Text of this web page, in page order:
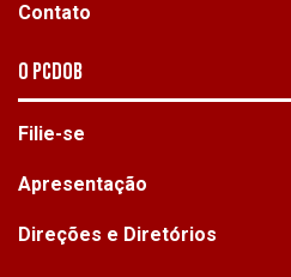
Contato
O PCdoB
Filie-se
Apresentação
Direções e Diretórios